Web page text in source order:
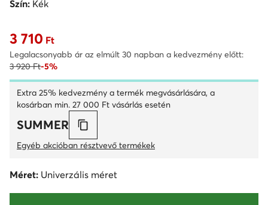
Szín: Kék
Aktuális ár 3 710 Ft
3 710 Ft
Legalacsonyabb ár az elmúlt 30 napban a kedvezmény előtt:
3 920 Ft-5%
Extra 25% kedvezmény a termék megvásárlására, a
kosárban min. 27 000 Ft vásárlás esetén
SUMMER
Egyéb akcióban résztvevő termékek
Méret: Univerzális méret